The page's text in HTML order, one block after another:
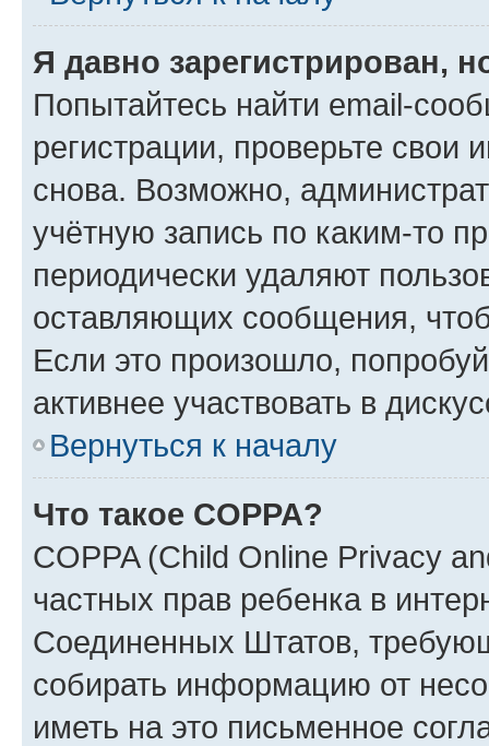
Я давно зарегистрирован,
Попытайтесь найти email-
регистрации, проверьте свои
снова. Возможно,
учётную запись по каким-то
периодически удаляют
оставляющих сообщения,
Если это произошло,
активнее участвовать в
Вернуться к началу
Что такое COPPA?
COPPA (Child Online Privacy
частных прав ребенка в
Соединенных Штатов,
собирать информацию от
иметь на это письменное